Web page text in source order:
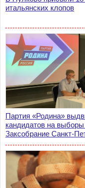
итальянских клопов
Партия «Родина»
кандидатов на
Заксобрание Санкт-